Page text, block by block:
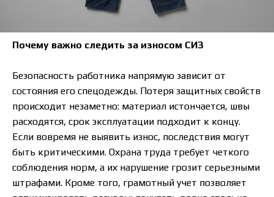
Почему важно следить за износом СИЗ
Безопасность работника напрямую зависит от
состояния его спецодежды. Потеря защитных свойств
происходит незаметно: материал истончается, швы
расходятся, срок эксплуатации подходит к концу.
Если вовремя не выявить износ, последствия могут
быть критическими. Охрана труда требует четкого
соблюдения норм, а их нарушение грозит серьезными
штрафами. Кроме того, грамотный учет позволяет